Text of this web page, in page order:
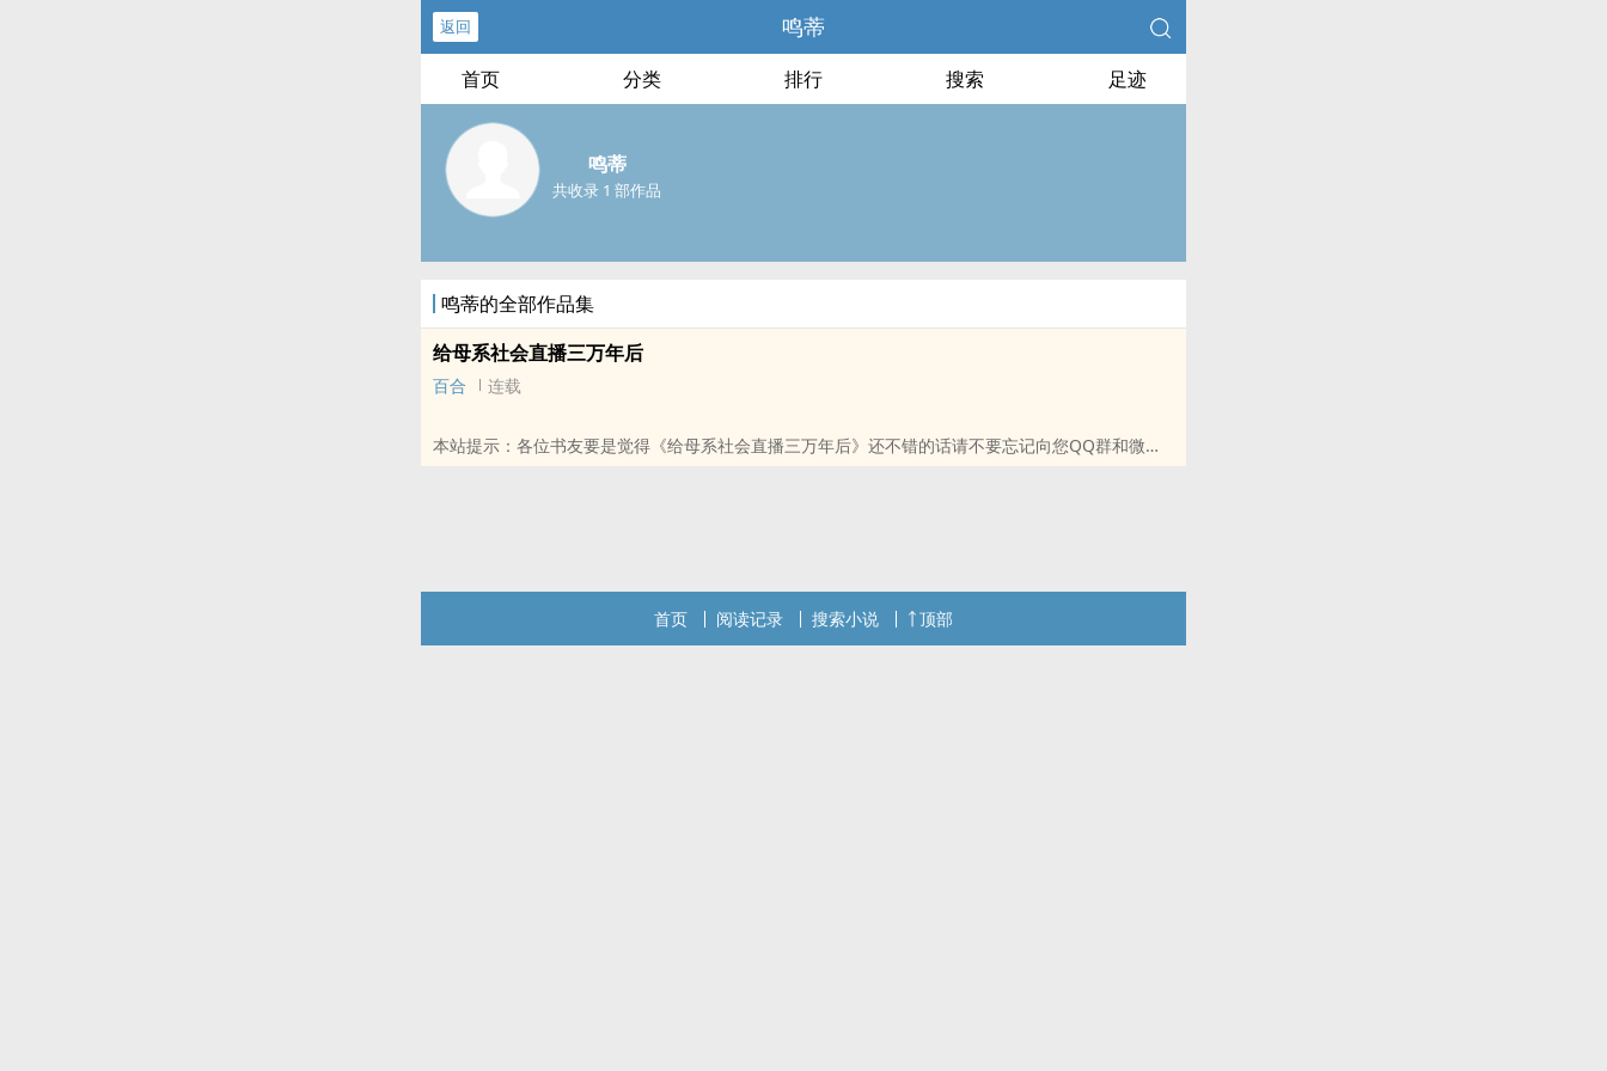
返回 鸣蒂
首页 分类 排行 搜索 足迹
鸣蒂
共收录 1 部作品
鸣蒂的全部作品集
给母系社会直播三万年后
百合 连载
本站提示：各位书友要是觉得《给母系社会直播三万年后》还不错的话请不要忘记向您QQ群和微博
首页 阅读记录 搜索小说 顶部